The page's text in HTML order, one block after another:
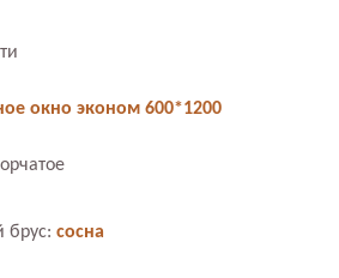
окно эконом 600*1200
брус: сосна